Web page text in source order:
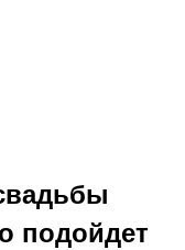
подойдет